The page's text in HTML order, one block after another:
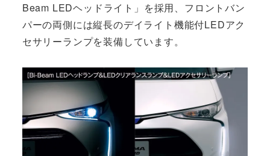
Beam LEDヘッドライト」を採用、フロントバン
パーの両側には縦長のデイライト機能付LEDアク
セサリーランプを装備しています。